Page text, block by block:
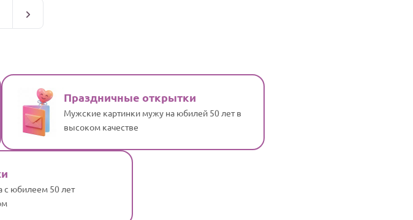
Праздничные открытки
Мужские картинки мужу на юбилей 50 лет в
высоком качестве
с юбилеем 50 лет